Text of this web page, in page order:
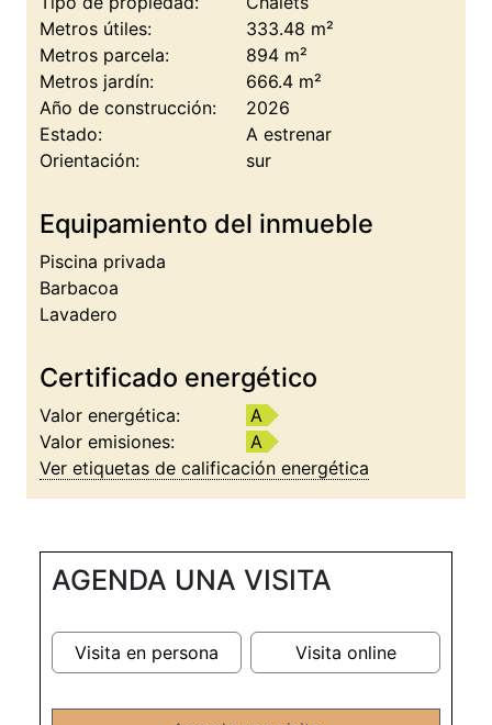
Metros útiles:
333.48 m²
Metros parcela:
894 m²
Metros jardín:
666.4 m²
Año de construcción:
2026
Estado:
A estrenar
Orientación:
sur
Equipamiento del inmueble
Piscina privada
Barbacoa
Lavadero
Certificado energético
Valor energética:
A
Valor emisiones:
A
Ver etiquetas de calificación energética
AGENDA UNA VISITA
Visita en persona Visita online